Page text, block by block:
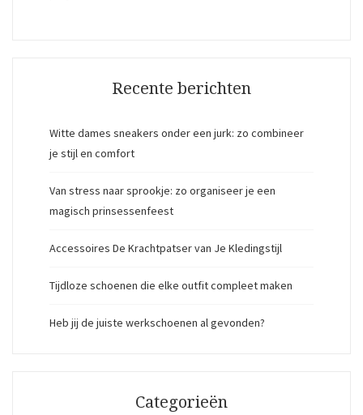
Recente berichten
Witte dames sneakers onder een jurk: zo combineer
je stijl en comfort
Van stress naar sprookje: zo organiseer je een
magisch prinsessenfeest
Accessoires De Krachtpatser van Je Kledingstijl
Tijdloze schoenen die elke outfit compleet maken
Heb jij de juiste werkschoenen al gevonden?
Categorieën